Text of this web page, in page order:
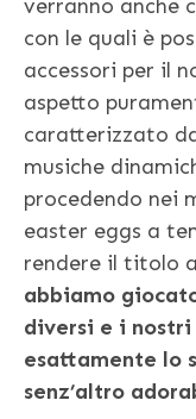
verranno anche
con le quali è
accessori per il
aspetto
caratterizzato
musiche
procedendo nei
easter eggs a
rendere il titolo
abbiamo
diversi e i
esattamente lo
senz’altro